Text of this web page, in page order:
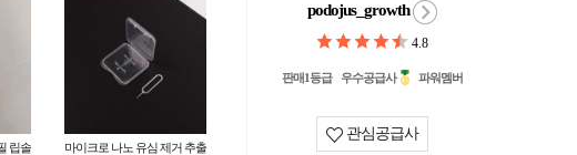
립솔
마이크로 나노 유심 제거 추출
podojus_growth
4.8
판매1등급 우수공급사 파워멤버
관심공급사